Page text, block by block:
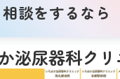
相談をするなら
泌尿器科クリ